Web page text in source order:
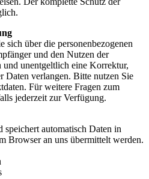
sich über die personenbezogenen
und den Nutzen der
unentgeltlich eine Korrektur,
Daten verlangen. Bitte nutzen Sie
Für weitere Fragen zum
jederzeit zur Verfügung.
speichert automatisch Daten in
Browser an uns übermittelt werden.